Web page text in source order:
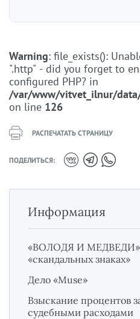
Warning: file_exists():
".http" - did you forget to
configured PHP? in
/var/www/vitvet_ilnur/
on line 126
РАСПЕЧАТАТЬ СТРАНИЦУ
ПОДЕЛИТЬСЯ:
Информация
«ВОЛОДЯ И МЕДВЕДИ»
«скандальных знаках»
Дело «Muse»
Взыскание процентов
судебными расходами